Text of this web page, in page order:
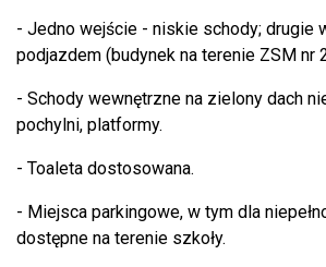
- Jedno wejście - niskie schody; drugie
podjazdem (budynek na terenie ZSM nr
- Schody wewnętrzne na zielony dach
pochylni, platformy.
- Toaleta dostosowana.
- Miejsca parkingowe, w tym dla
dostępne na terenie szkoły.